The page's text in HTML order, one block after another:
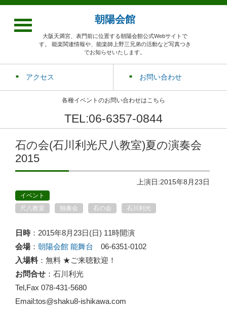
朝陽会館
大阪天満宮、表門前に位置する朝陽会館公式Webサイトで
す。 能楽関連情報や、能楽師上野三兄弟の活動など写真つき
でお知らせいたします。
アクセス お問い合わせ
各種イベントのお問い合わせはこちら
TEL:06-6357-0844
石の会(石川利光尺八教室)夏の演奏会
2015
上演日:2015年8月23日
イベント
尺八教室
独奏会 石の会 石川利光
日時：2015年8月23日(日) 11時開演
会場： 朝陽会館 能舞台 06-6351-0102
入場料 ：無料 ★ご来聴歓迎！
お問合せ ：石川利光
Tel,Fax 078-431-5680
Email:tos@shaku8-ishikawa.com